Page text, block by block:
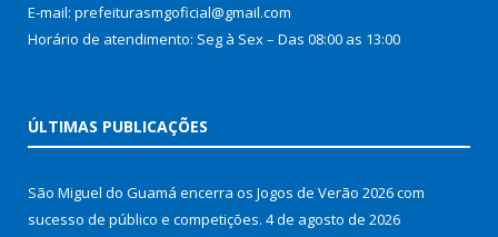
E-mail: prefeiturasmgoficial@gmail.com
Horário de atendimento: Seg à Sex – Das 08:00 as 13:00
ÚLTIMAS PUBLICAÇÕES
São Miguel do Guamá encerra os Jogos de Verão 2026 com
sucesso de público e competições. 4 de agosto de 2026